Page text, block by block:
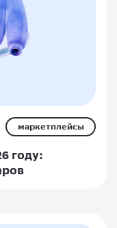
маркетплейсы
году: